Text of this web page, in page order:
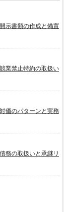
示書類の作成と備置
業禁止特約の取扱い
価のパターンと実務
務の取扱いと承継リ